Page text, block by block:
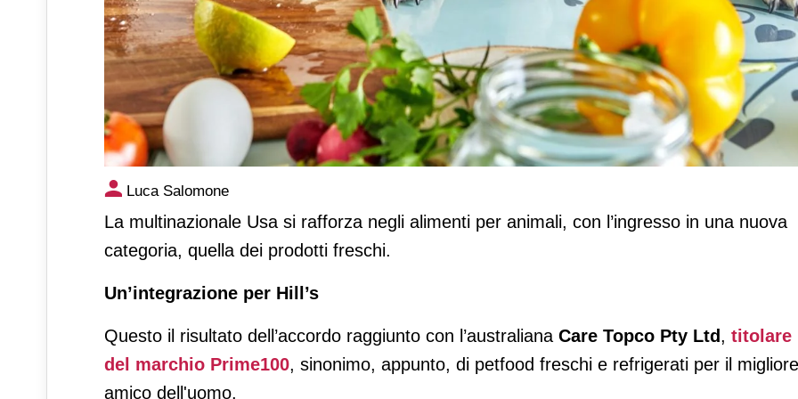
Colgate-Palmolive debutta nel petfood fresco
Luca Salomone
La multinazionale Usa si rafforza negli alimenti per animali, con l’ingresso in una nuova
categoria, quella dei prodotti freschi.
Un’integrazione per Hill’s
Questo il risultato dell’accordo raggiunto con l’australiana Care Topco Pty Ltd, titolare
del marchio Prime100, sinonimo, appunto, di petfood freschi e refrigerati per il migliore
amico dell'uomo.